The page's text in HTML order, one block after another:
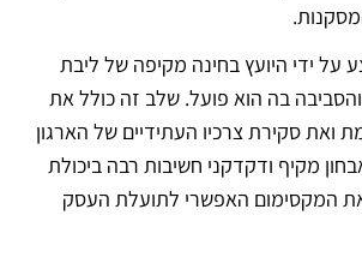
על ידי היועץ בחינה מקיפה של ליבת
בה הוא פועל. שלב זה כולל את
ואת סקירת צרכיו העתידיים של הארגון
מקיף ודקדקני חשיבות רבה ביכולת
את המקסימום האפשרי לתועלת העסק